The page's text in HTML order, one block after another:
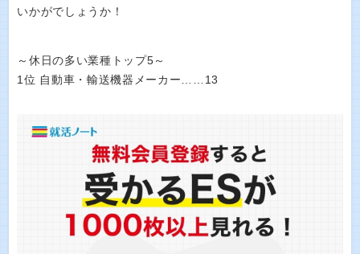
いかがでしょうか！
～休日の多い業種トップ5～
1位 自動車・輸送機器メーカー……13